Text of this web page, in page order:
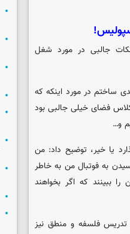
جالبی در مورد شغل
ساختم در مورد اینکه که
فضای خیلی جالبی بود
و…
یا خیر، توضیح داد: من
به فوتبال من به ‌خاطر
ببینند که اگر بخواهند
تدریس فلسفه و منطق نیز